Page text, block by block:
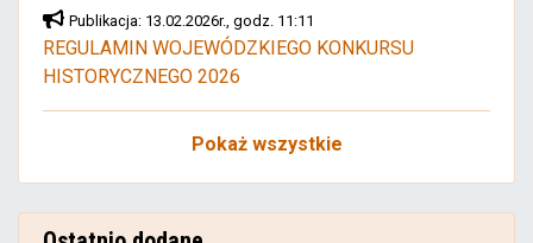
Publikacja: 13.02.2026r., godz. 11:11
REGULAMIN WOJEWÓDZKIEGO KONKURSU
HISTORYCZNEGO 2026
Pokaż wszystkie